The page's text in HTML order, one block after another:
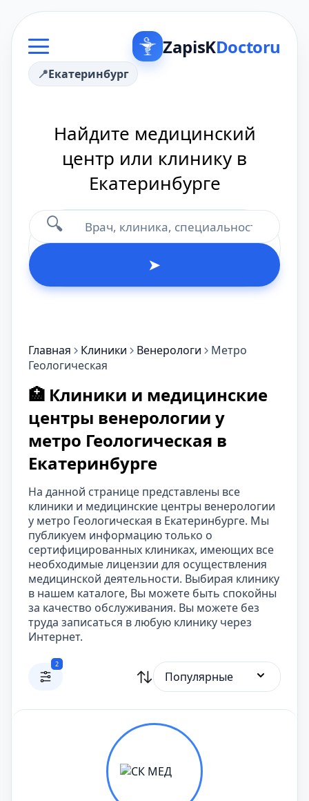
ZapisKDoctoru
Екатеринбург
Найдите медицинский
центр или клинику в
Екатеринбурге
🔍
➤
Главная Клиники Венерологи
Метро
Геологическая
🏥 Клиники и медицинские
центры венерологии у
метро Геологическая в
Екатеринбурге
На данной странице представлены все
клиники и медицинские центры венерологии
у метро Геологическая в Екатеринбурге. Мы
публикуем информацию только о
сертифицированных клиниках, имеющих все
необходимые лицензии для осуществления
медицинской деятельности. Выбирая клинику
в нашем каталоге, Вы можете быть спокойны
за качество обслуживания. Вы можете без
труда записаться в любую клинику через
Интернет.
2
Популярные